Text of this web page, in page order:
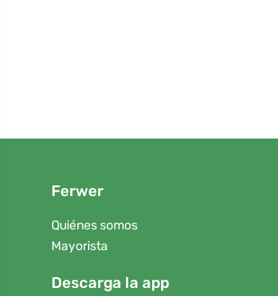
Ferwer
Quiénes somos
Mayorista
Descarga la app